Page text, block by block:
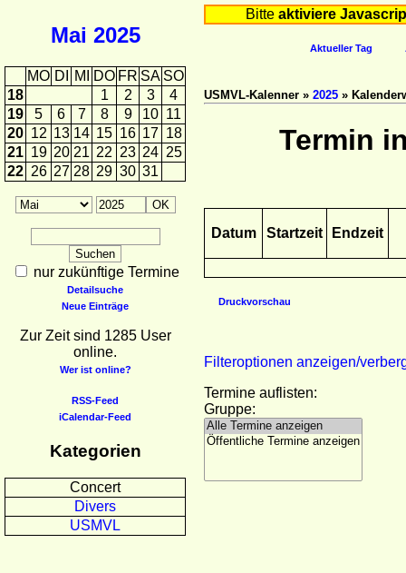
Mai 2025
MO DI MI DO FR SA SO
18
1 2 3
4
19
5 6 7 8 9 10 11
20 12 13 14 15 16 17 18
21 19 20 21 22 23 24 25
22 26 27 28 29 30 31
nur zukünftige Termine
Detailsuche
Neue Einträge
Zur Zeit sind 1285 User
online.
Wer ist online?
RSS-Feed
iCalendar-Feed
Kategorien
Concert
Divers
USMVL
Bitte aktiviere
Aktueller Tag
USMVL-Kalenner » 2025 »
Termin
Datum Startzeit Endzeit
Druckvorschau
Filteroptionen anzeigen/
Termine auflisten:
Gruppe: